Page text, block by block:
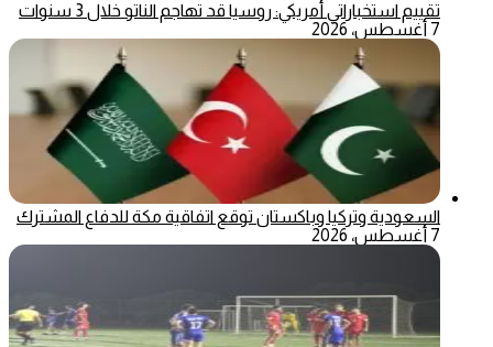
تقييم استخباراتي أمريكي: روسيا قد تهاجم الناتو خلال 3 سنوات
7 أغسطس، 2026
السعودية وتركيا وباكستان توقع اتفاقية مكة للدفاع المشترك
7 أغسطس، 2026